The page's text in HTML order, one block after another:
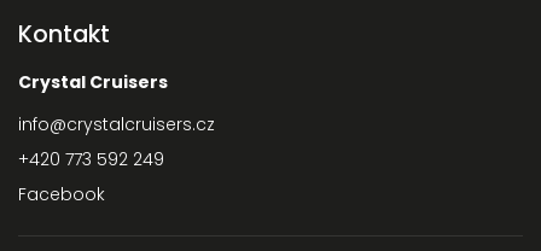
Kontakt
Crystal Cruisers
info@crystalcruisers.cz
+420 773 592 249
Facebook